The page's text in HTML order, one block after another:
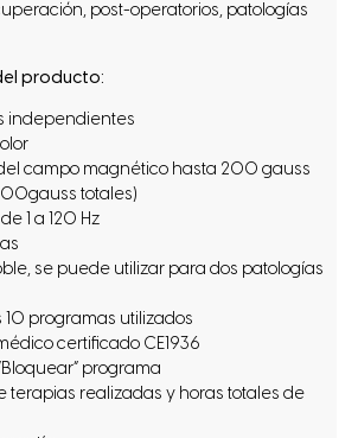
post-operatorios, patologías
producto:
independientes
campo magnético hasta 200 gauss
totales)
1 a 120 Hz
se puede utilizar para dos patologías
10 programas utilizados
certificado CE1936
programa
terapias realizadas y horas totales de